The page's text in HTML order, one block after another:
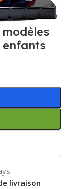
enfants
livraison